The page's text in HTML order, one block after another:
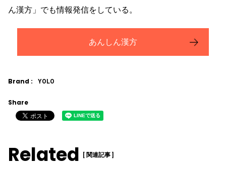
ん漢方」でも情報発信をしている。
あんしん漢方
Brand : YOLO
Share
Related [ 関連記事 ]